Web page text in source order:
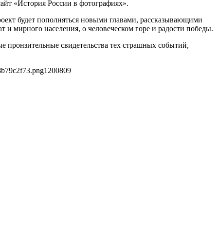
«История России в фотографиях».
будет пополняться новыми главами, рассказывающими
мирного населения, о человеческом горе и радости победы.
свидетельства тех страшных событий,
1200809